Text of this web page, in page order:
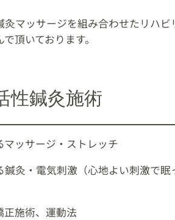
マッサージを組み合わせたリハビ
頂いております。
性鍼灸施術
ッサージ・ストレッチ
灸・電気刺激（心地よい刺激で眠
施術、運動法